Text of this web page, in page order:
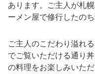
あります。ご主人が札
ーメン屋で修行したの
ご主人のこだわり溢れ
でご覧いただける通り
の料理をお楽しみいた